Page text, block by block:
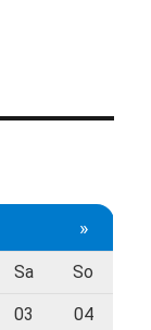
»
Sa So
03 04